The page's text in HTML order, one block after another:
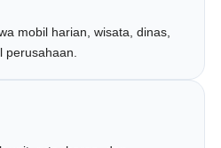
mobil harian, wisata, dinas,